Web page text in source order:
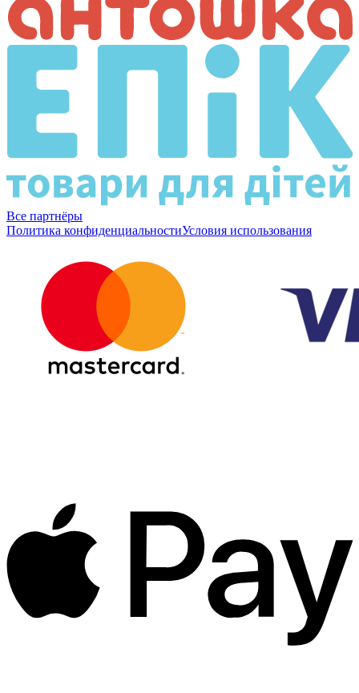
Все партнёры
Политика конфиденциальностиУсловия использования